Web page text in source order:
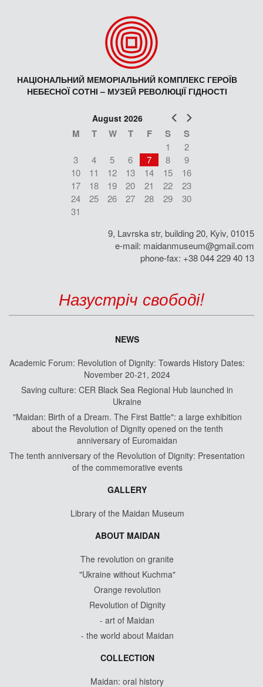
НАЦІОНАЛЬНИЙ МЕМОРІАЛЬНИЙ КОМПЛЕКС ГЕРОЇВ
НЕБЕСНОЇ СОТНІ – МУЗЕЙ РЕВОЛЮЦІЇ ГІДНОСТІ
Prev
August 2026
M T W T F S S
1
2
3
4 5 6 7 8
9
10
11 12 13 14 15
16
17
18 19 20 21 22
23
24
25 26 27 28 29
30
31
9, Lavrska str, building 20, Kyiv, 01015
e-mail: maidanmuseum@gmail.com
phone-fax: +38 044 229 40 13
Назустріч свободі!
NEWS
Academic Forum: Revolution of Dignity: Towards History Dates:
November 20-21, 2024
Saving culture: CER Black Sea Regional Hub launched in
Ukraine
"Maidan: Birth of a Dream. The First Battle": a large exhibition
about the Revolution of Dignity opened on the tenth
anniversary of Euromaidan
The tenth anniversary of the Revolution of Dignity: Presentation
of the commemorative events
GALLERY
Library of the Maidan Museum
ABOUT MAIDAN
The revolution on granite
"Ukraine without Kuchma"
Orange revolution
Revolution of Dignity
- art of Maidan
- the world about Maidan
COLLECTION
Maidan: oral history